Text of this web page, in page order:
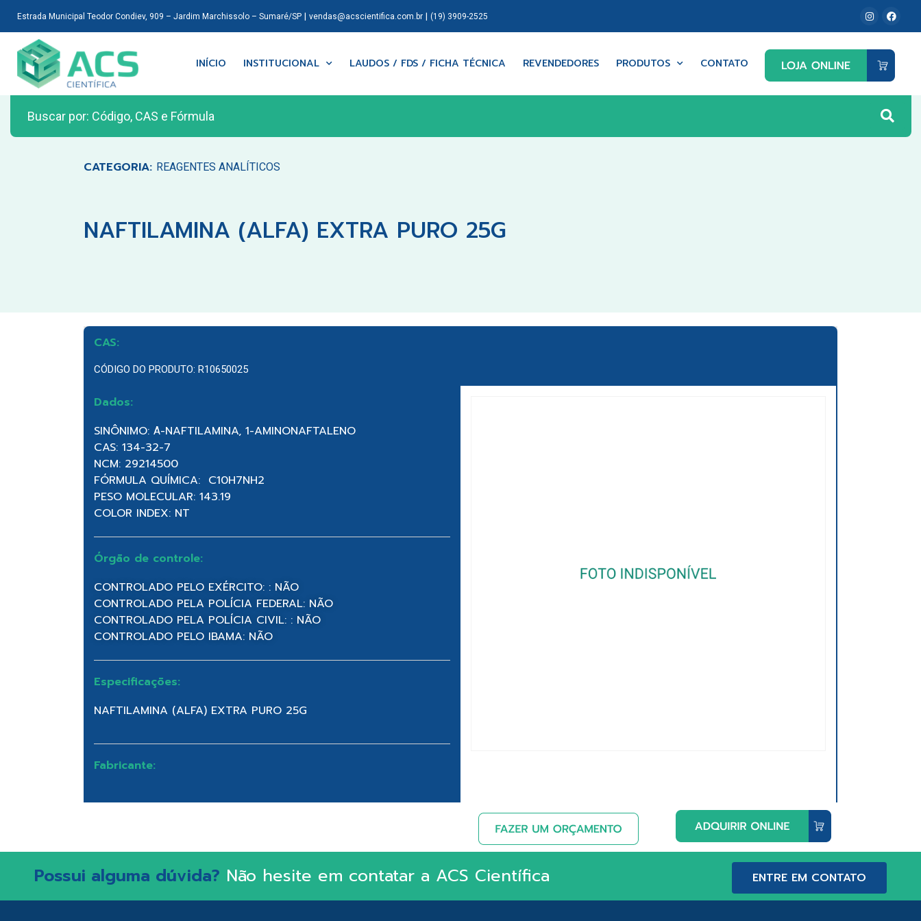
Estrada Municipal Teodor Condiev, 909 – Jardim Marchissolo – Sumaré/SP| vendas@acscientifica.com.br| (19) 3909-2525
INÍCIO INSTITUCIONAL LAUDOS / FDS / FICHA TÉCNICA REVENDEDORES PRODUTOS CONTATO
CATEGORIA: REAGENTES ANALÍTICOS
NAFTILAMINA (ALFA) EXTRA PURO 25G
CAS:
CÓDIGO DO PRODUTO: R10650025
Dados:
SINÔNIMO: Α-NAFTILAMINA, 1-AMINONAFTALENO
CAS: 134-32-7
NCM: 29214500
FÓRMULA QUÍMICA: C10H7NH2
PESO MOLECULAR: 143.19
COLOR INDEX: NT
Órgão de controle:
CONTROLADO PELO EXÉRCITO: : NÃO
CONTROLADO PELA POLÍCIA FEDERAL: NÃO
CONTROLADO PELA POLÍCIA CIVIL: : NÃO
CONTROLADO PELO IBAMA: NÃO
Especificações:
NAFTILAMINA (ALFA) EXTRA PURO 25G
Fabricante:
Possui alguma dúvida? Não hesite em contatar a ACS Científica ENTRE EM CONTATO